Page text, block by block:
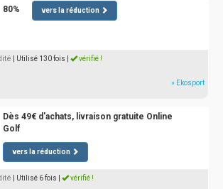
80% vers la réduction
| Utilisé 130 fois vérifié !
» Ekosport
Dès 49€ d'achats, livraison gratuite Online
Golf
vers la réduction
| Utilisé 6 fois vérifié !